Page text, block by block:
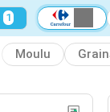
1
Moulu